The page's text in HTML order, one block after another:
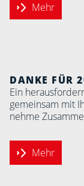
Mehr
DANKE FÜR
Ein
ge­mein­sam mit
nehme
Mehr